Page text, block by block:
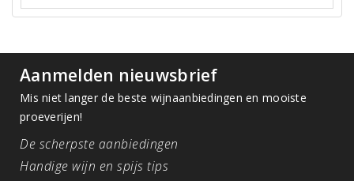
Aanmelden nieuwsbrief
Mis niet langer de beste wijnaanbiedingen en mooiste
proeverijen!
De scherpste aanbiedingen
Handige wijn en spijs tips